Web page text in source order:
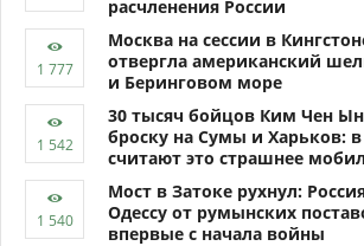
расчленения России
Москва на сессии в
отвергла американский
и Беринговом море
30 тысяч бойцов Ким Чен
броску на Сумы и Харьков:
считают это страшнее
Мост в Затоке рухнул:
Одессу от румынских
впервые с начала войны